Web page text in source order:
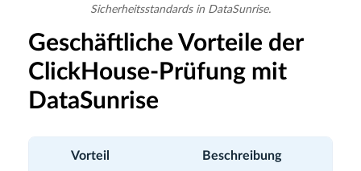
Sicherheitsstandards in DataSunrise.
Geschäftliche Vorteile der
ClickHouse-Prüfung mit
DataSunrise
Vorteil Beschreibung